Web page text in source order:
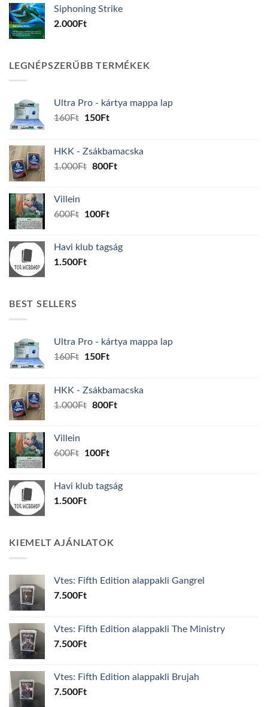
Siphoning Strike
2.000Ft
LEGNÉPSZERŰBB TERMÉKEK
Ultra Pro - kártya mappa lap
160Ft
Original
160Ft.
150FtCurrent
150Ft.
HKK - Zsákbamacska
1.000Ft Original
800FtCurrent
Villein
600Ft
Original
600Ft.
100FtCurrent
100Ft.
Havi klub tagság
1.500Ft
BEST SELLERS
Ultra Pro - kártya mappa lap
160Ft
Original
160Ft.
150FtCurrent
150Ft.
HKK - Zsákbamacska
1.000Ft Original
800FtCurrent
Villein
600Ft
Original
600Ft.
100FtCurrent
100Ft.
Havi klub tagság
1.500Ft
KIEMELT AJÁNLATOK
Vtes: Fifth Edition alappakli Gangrel
7.500Ft
Vtes: Fifth Edition alappakli The Ministry
7.500Ft
Vtes: Fifth Edition alappakli Brujah
7.500Ft